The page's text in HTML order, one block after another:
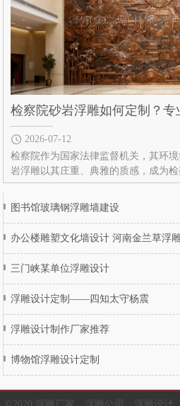
检察院砂岩浮雕如何定制？专
2026-07-12
检察院作为国家法律监督机关，其环
岩浮雕以其庄重、典雅的质感，成为
图书馆玻璃钢浮雕墙建设
办公楼雕塑文化墙设计 河南金兰草浮
三门峡某单位浮雕设计
浮雕设计定制——四知太守杨震
浮雕设计制作厂家推荐
博物馆浮雕设计定制